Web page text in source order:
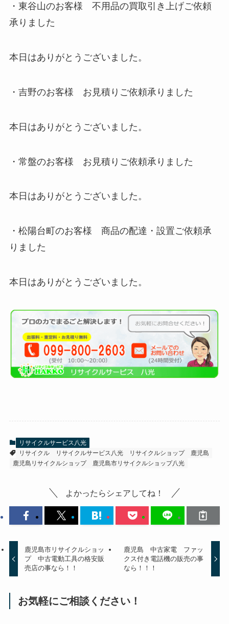
・東谷山のお客様 不用品の買取引き上げご依頼
承りました
本日はありがとうございました。
・吉野のお客様 お見積りご依頼承りました
本日はありがとうございました。
・常盤のお客様 お見積りご依頼承りました
本日はありがとうございました。
・松陽台町のお客様 商品の配達・設置ご依頼承
りました
本日はありがとうございました。
リサイクルサービス八光
リサイクル
リサイクルサービス八光 リサイクルショップ
鹿児島
鹿児島リサイクルショップ
鹿児島市リサイクルショップ八光
よかったらシェアしてね！
鹿児島市リサイクルショッ
プ 中古電動工具の格安販
売店の事なら！！
鹿児島 中古家電 ファッ
クス付き電話機の販売の事
なら！！！
お気軽にご相談ください！